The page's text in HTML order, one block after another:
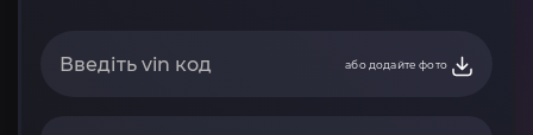
або додайте фото